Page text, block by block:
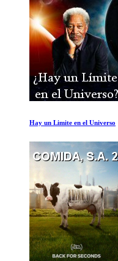
Selena Gomez Mi mente y yo